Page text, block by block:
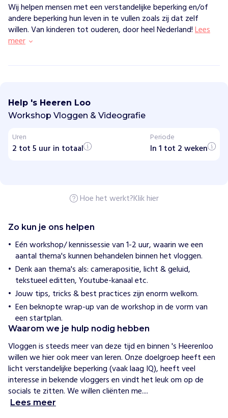
Wij helpen mensen met een verstandelijke beperking en/of
andere beperking hun leven in te vullen zoals zij dat zelf
willen. Van kinderen tot ouderen, door heel Nederland!Lees
meer
e
e
r
n
L
i
j
h
e
l
p
e
n
'
s
H
e
e
r
e
n
L
o
o
Help 's Heeren Loo
Workshop Vloggen & Videografie
Uren
2 tot 5 uur in totaal
Periode
In 1 tot 2 weken
Hoe het werkt?Klik hier
Zo kun je ons helpen
Eén workshop/ kennissessie van 1-2 uur, waarin we een
aantal thema's kunnen behandelen binnen het vloggen.
Denk aan thema's als: camerapositie, licht & geluid,
tekstueel editten, Youtube-kanaal etc.
Jouw tips, tricks & best practices zijn enorm welkom.
Een beknopte wrap-up van de workshop in de vorm van
een startplan.
Waarom we je hulp nodig hebben
Vloggen is steeds meer van deze tijd en binnen 's Heerenloo
willen we hier ook meer van leren. Onze doelgroep heeft een
licht verstandelijke beperking (vaak laag IQ), heeft veel
interesse in bekende vloggers en vindt het leuk om op de
socials te zitten. We willen cliënten me....
Lees meer